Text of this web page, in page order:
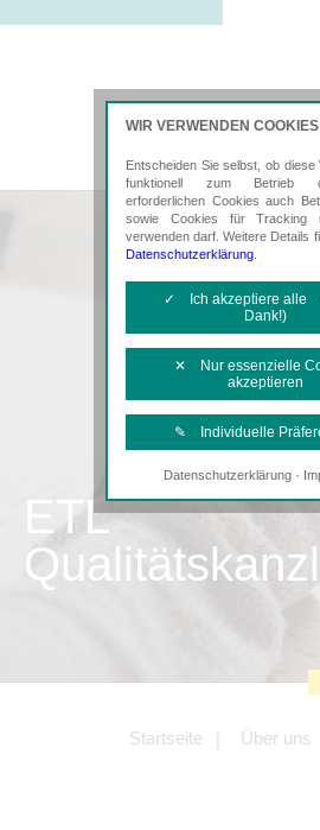
ETL
Startseite Über uns
WIR VERWENDEN COOKIES
Entscheiden Sie selbst, ob diese
funktionell zum Betrieb
erforderlichen Cookies auch
sowie Cookies für Tracking
verwenden darf. Weitere Details
Datenschutzerklärung
✓ Ich akzeptiere alle
Dank!)
✕ Nur essenzielle
akzeptieren
✎ Individuelle
Notwendige Cookies
Diese Cookies sind
Tracking- und
Angebotes
Angeboten von z.B.
LinkedIn.
Datenschutzerklärung·